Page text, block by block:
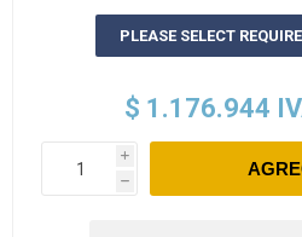
PLEASE SELECT
$ 1.176.944
i
h